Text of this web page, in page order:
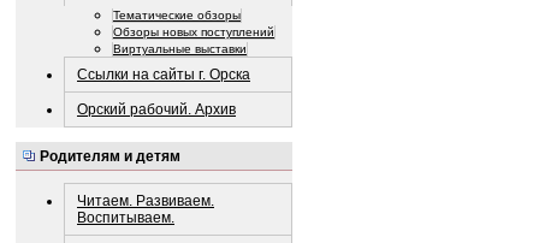
Тематические обзоры
Обзоры новых поступлений
Виртуальные выставки
Ссылки на сайты г. Орска
Орский рабочий. Архив
Родителям и детям
Читаем. Развиваем.
Воспитываем.